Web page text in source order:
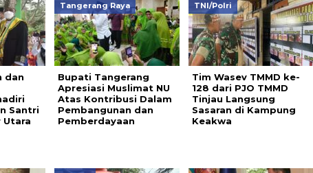
dan
Santri
Utara
Tangerang Raya
Bupati Tangerang
Apresiasi Muslimat NU
Atas Kontribusi Dalam
Pembangunan dan
Pemberdayaan
TNI/Polri
Tim Wasev TMMD ke-
128 dari PJO TMMD
Tinjau Langsung
Sasaran di Kampung
Keakwa